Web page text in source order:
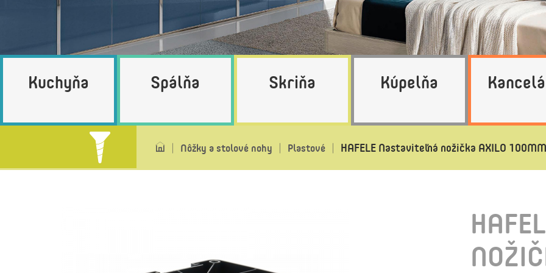
Kuchyňa Spálňa Skriňa Kúpelňa
Nôžky a stolové nohy Plastové HAFELE Nastaviteľná nožička AXILO 100MM